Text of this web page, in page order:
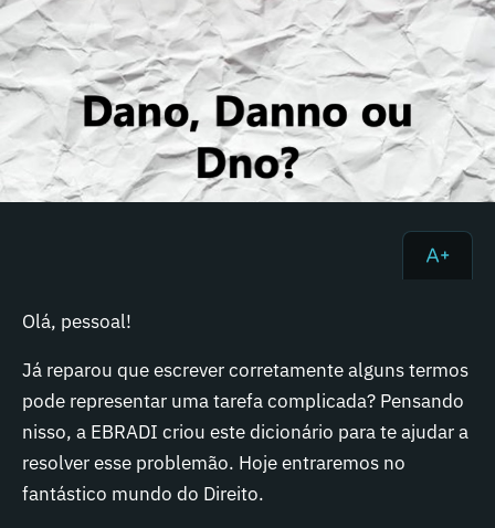
Olá, pessoal!
Já reparou que escrever corretamente alguns termos
pode representar uma tarefa complicada? Pensando
nisso, a EBRADI criou este dicionário para te ajudar a
resolver esse problemão. Hoje entraremos no
fantástico mundo do Direito.